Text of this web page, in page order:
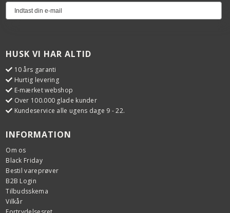
HUSK VI HAR ALTID
10 års garanti
Hurtig levering
E-mærket webshop
Over 100.000 glade kunder
Kundeservice alle ugens dage 9 - 22.
INFORMATION
Om os
Black Friday
Bestil vareprøver
B2B Login
Tilbudsskema
Vilkår